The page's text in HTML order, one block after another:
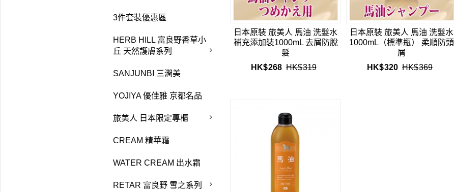
3件套裝優惠區
HERB HILL 富良野香草小
丘 天然護膚系列
SANJUNBI 三潤美
YOJIYA 優佳雅 京都名品
旅美人 日本限定專櫃
CREAM 精華霜
WATER CREAM 出水霜
RETAR 富良野 雪之系列
日本原裝 旅美人 馬油 洗髮水
補充添加裝1000mL 去屑防脫
髮
HK$268 HK$319
日本原裝 旅美人 馬油 洗髮水
1000mL（標準瓶） 柔順防頭
屑
HK$320 HK$369